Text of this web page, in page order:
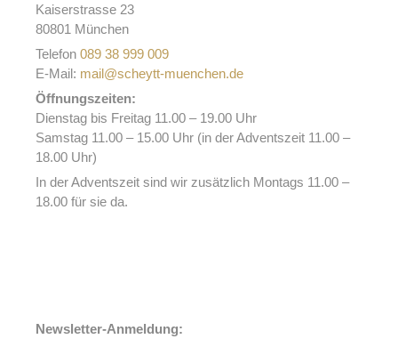
Kaiserstrasse 23
80801 München
Telefon 089 38 999 009
E-Mail: mail@scheytt-muenchen.de
Öffnungszeiten:
Dienstag bis Freitag 11.00 – 19.00 Uhr
Samstag 11.00 – 15.00 Uhr (in der Adventszeit 11.00 –
18.00 Uhr)
In der Adventszeit sind wir zusätzlich Montags 11.00 –
18.00 für sie da.
Newsletter-Anmeldung: